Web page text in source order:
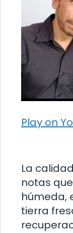
Play on
La
notas
húmeda,
tierra